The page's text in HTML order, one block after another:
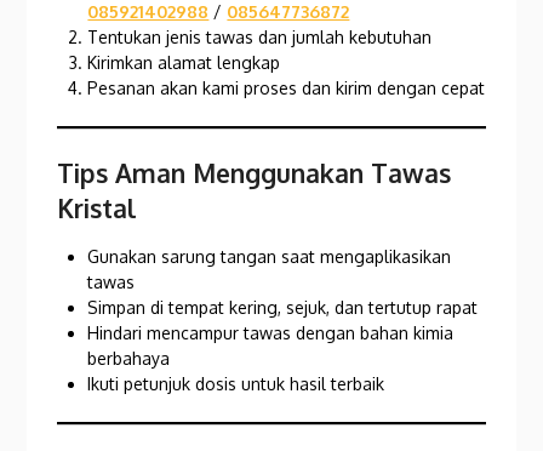
085921402988 / 085647736872
Tentukan jenis tawas dan jumlah kebutuhan
Kirimkan alamat lengkap
Pesanan akan kami proses dan kirim dengan cepat
Tips Aman Menggunakan Tawas
Kristal
Gunakan sarung tangan saat mengaplikasikan
tawas
Simpan di tempat kering, sejuk, dan tertutup rapat
Hindari mencampur tawas dengan bahan kimia
berbahaya
Ikuti petunjuk dosis untuk hasil terbaik